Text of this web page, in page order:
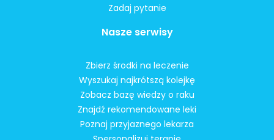
Zadaj pytanie
Nasze serwisy
Zbierz środki na leczenie
Wyszukaj najkrótszą kolejkę
Zobacz bazę wiedzy o raku
Znajdź rekomendowane leki
Poznaj przyjaznego lekarza